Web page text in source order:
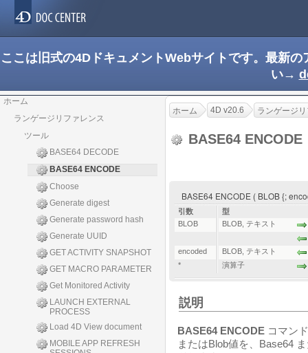
ここは旧式の4DドキュメントWebサイトです。最新
い→
ホーム
ランゲージリファレンス
ツール
BASE64 DECODE
BASE64 ENCODE
Choose
Generate digest
Generate password hash
Generate UUID
GET ACTIVITY SNAPSHOT
GET MACRO PARAMETER
Get Monitored Activity
LAUNCH EXTERNAL
PROCESS
Load 4D View document
MOBILE APP REFRESH
ホーム 4D v20.6 ランゲージ
BASE64 ENCODE
BASE64 ENCODE ( BLOB {;
引数
型
BLOB
BLOB テキスト
encoded BLOB テキスト
*
演算子
説明
BASE64 ENCODE コマン
またはBlob値を、Base64